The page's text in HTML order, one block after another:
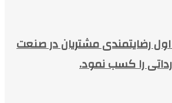
رضایتمندی مشتریان در صنعت
را کسب نمود.